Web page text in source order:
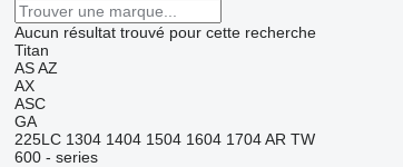
Aucun résultat trouvé pour cette recherche
Titan
AS AZ
AX
ASC
GA
225LC 1304 1404 1504 1604 1704 AR TW
600 - series